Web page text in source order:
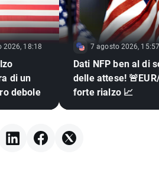
2026, 18:18
di un
debole
7 agosto 2026, 15:57
Dati NFP ben al di
delle attese!
forte rialzo 📈